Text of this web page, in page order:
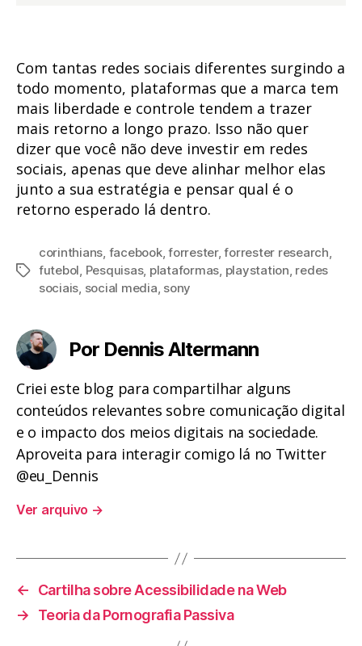
Com tantas redes sociais diferentes surgindo a
todo momento, plataformas que a marca tem
mais liberdade e controle tendem a trazer
mais retorno a longo prazo. Isso não quer
dizer que você não deve investir em redes
sociais, apenas que deve alinhar melhor elas
junto a sua estratégia e pensar qual é o
retorno esperado lá dentro.
Tags
corinthians, facebook,forrester,forrester research,
futebol, Pesquisas, plataformas, playstation, redes
sociais, social media, sony
Por Dennis Altermann
Criei este blog para compartilhar alguns
conteúdos relevantes sobre comunicação digital
e o impacto dos meios digitais na sociedade.
Aproveita para interagir comigo lá no Twitter
@eu_Dennis
Ver arquivo →
←
Cartilha sobre Acessibilidade na Web
→
Teoria da Pornografia Passiva